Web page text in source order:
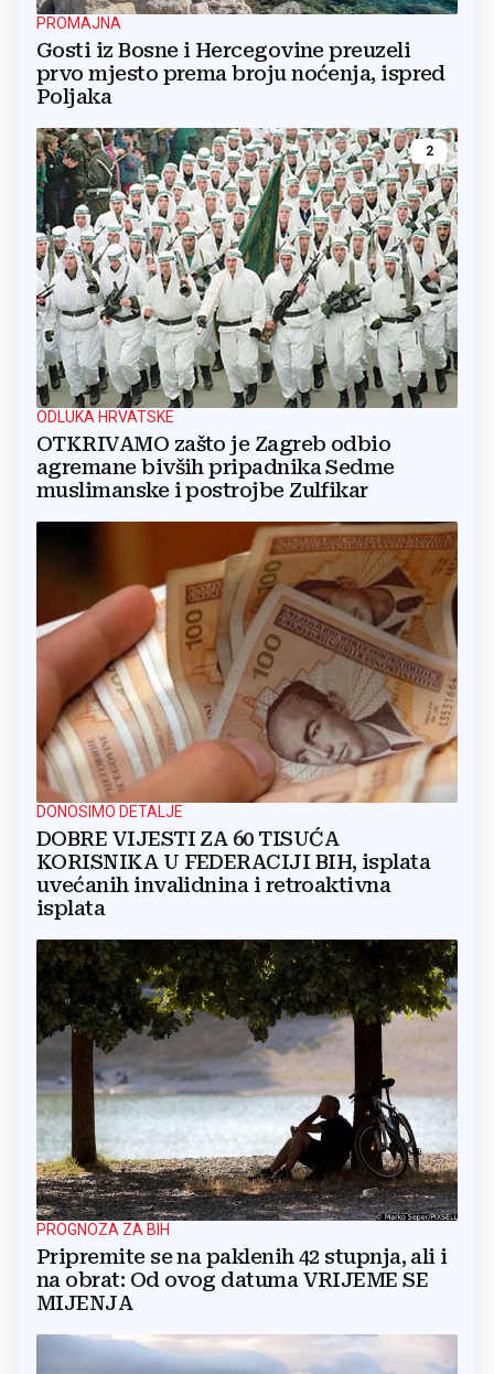
PROMAJNA
Gosti iz Bosne i Hercegovine preuzeli
prvo mjesto prema broju noćenja, ispred
Poljaka
2
ODLUKA HRVATSKE
OTKRIVAMO zašto je Zagreb odbio
agremane bivših pripadnika Sedme
muslimanske i postrojbe Zulfikar
DONOSIMO DETALJE
DOBRE VIJESTI ZA 60 TISUĆA
KORISNIKA U FEDERACIJI BIH, isplata
uvećanih invalidnina i retroaktivna
isplata
PROGNOZA ZA BIH
Pripremite se na paklenih 42 stupnja, ali i
na obrat: Od ovog datuma VRIJEME SE
MIJENJA